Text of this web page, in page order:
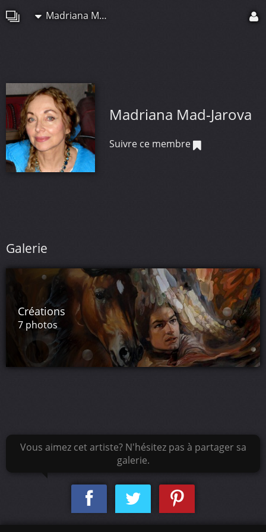
Madriana Mad-Jarova
Madriana Mad-Jarova
Suivre ce membre
Galerie
Créations
7 photos
Vous aimez cet artiste? N'hésitez pas à partager sa
galerie.